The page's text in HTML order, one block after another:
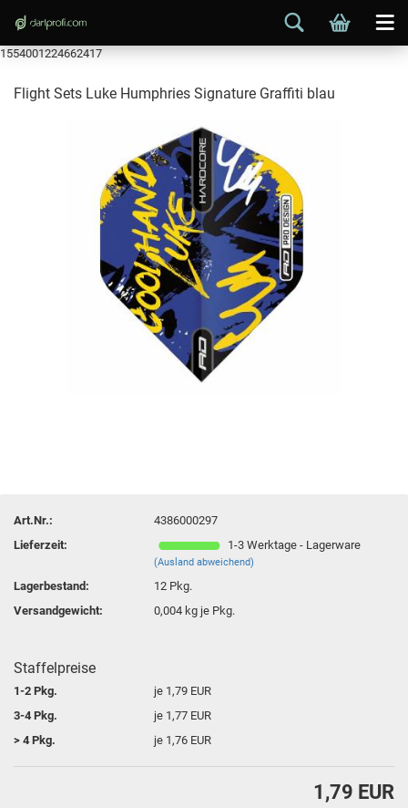
1554001224662417
Flight Sets Luke Humphries Signature Graffiti blau
Art.Nr.:
4386000297
Lieferzeit:
1-3 Werktage - Lagerware
(Ausland abweichend)
Lagerbestand: 12 Pkg.
Versandgewicht:
0,004 kg je Pkg.
Staffelpreise
1-2 Pkg.
je 1,79 EUR
3-4 Pkg.
je 1,77 EUR
> 4 Pkg.
je 1,76 EUR
1,79 EUR